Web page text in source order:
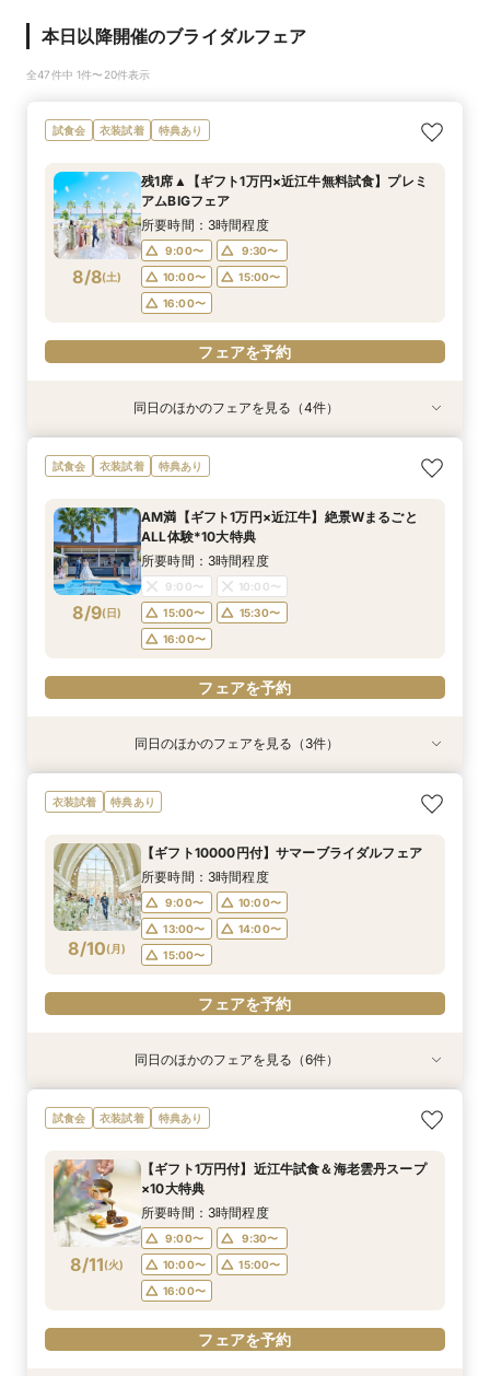
本日以降開催のブライダルフェア
全47件中 1件〜20件表示
試食会 衣装試着 特典あり
8/8(土)
残1席▲【ギフト1万円×近江牛無料試食】プレミ
アムBIGフェア
所要時間：3時間程度
9:00〜
9:30〜
10:00〜
15:00〜
16:00〜
フェアを予約
特典あり
8/8(土)
【無料相談】結婚式の悩みや不安を解決・ブライ
ダル相談会
9:00〜
10:00〜
13:00〜
14:00〜
フェアを予約
8/8(土)
【Webオンライン相談】ご遠方の方も在宅のまま
で安心！日程の空き状況＆お見積り相談まで♪か
付きフェアへご招待！
所要時間：2時間程度
フェアを予約
8/8(土)
最短90分！見積×日程×クイック相談会
15:00〜 15:30〜
フェアを予約
特典あり
8/8(土)
【8～30名様◇貸切り】水上ヴィラ見学×家族婚
プラン相談会！結婚式は大好きなご家族と♪そん
名/50万の安心価格で叶える！アットホームＷ♪
所要時間：3時間程度
14:00〜
15:00〜
フェアを予約
同日のほかのフェアを見る（4件）
試食会 衣装試着 特典あり
8/9(日)
AM満【ギフト1万円×近江牛】絶景Wまるごと
ALL体験*10大特典
所要時間：3時間程度
9:00〜
10:00〜
15:00〜
15:30〜
16:00〜
フェアを予約
特典あり
8/9(日)
【無料相談】結婚式の悩みや不安を解決・ブライ
ダル相談会
13:00〜
14:00〜
フェアを予約
8/9(日)
最短90分！見積×日程×クイック相談会
15:00〜 15:30〜
フェアを予約
特典あり
8/9(日)
【8～30名様◇貸切り】水上ヴィラ見学×家族婚
プラン相談会！結婚式は大好きなご家族と♪そん
名/50万の安心価格で叶える！アットホームＷ♪
所要時間：3時間程度
9:00〜
10:00〜
14:00〜
15:00〜
フェアを予約
同日のほかのフェアを見る（3件）
衣装試着 特典あり
8/10(月)
【ギフト10000円付】サマーブライダルフェア
所要時間：3時間程度
9:00〜
10:00〜
13:00〜
14:00〜
15:00〜
フェアを予約
特典あり
8/10(月)
【無料相談】結婚式の悩みや不安を解決・ブライ
ダル相談会
9:00〜
13:00〜
14:00〜
フェアを予約
8/10(月)
【Webオンライン相談】ご遠方の方も在宅のまま
で安心！日程の空き状況＆お見積り相談まで♪か
付きフェアへご招待！
所要時間：2時間程度
フェアを予約
8/10(月)
最短90分！見積×日程×クイック相談会
15:00〜 15:30〜
フェアを予約
特典あり
8/10(月)
【8～30名様◇貸切り】水上ヴィラ見学×家族婚
プラン相談会！結婚式は大好きなご家族と♪そん
名/50万の安心価格で叶える！アットホームＷ♪
所要時間：3時間程度
14:00〜
15:00〜
フェアを予約
特典あり
8/10(月)
【平日限定】最旬ドレス試着&見学もOK◎先取り
花嫁体験付相談会
9:00〜
13:00〜
14:00〜
フェアを予約
8/10(月)
【平日限定】フォト婚×会食×挙式のみも◎結婚
準備なんでも相談会
10:00〜
13:00〜
15:00〜
16:00〜
フェアを予約
同日のほかのフェアを見る（6件）
試食会 衣装試着 特典あり
8/11(火)
【ギフト1万円付】近江牛試食＆海老雲丹スープ
×10大特典
所要時間：3時間程度
9:00〜
9:30〜
10:00〜
15:00〜
16:00〜
フェアを予約